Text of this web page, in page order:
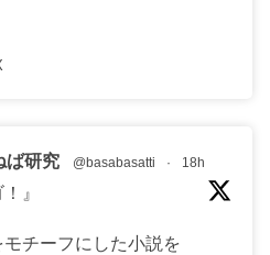
ば研究 @basabasatti · 18h
』
チーフにした小説を